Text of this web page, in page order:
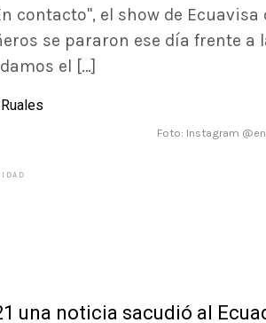
contacto", el show de Ecuavisa
se pararon ese día frente a
el […]
Foto: Instagram
una noticia sacudió al